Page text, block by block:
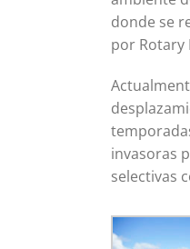
donde se
por Rotary
invasoras
selectivas